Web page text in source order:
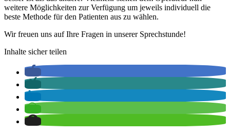
weitere Möglichkeiten zur Verfügung um jeweils individuell die
beste Methode für den Patienten aus zu wählen.
Wir freuen uns auf Ihre Fragen in unserer Sprechstunde!
Inhalte sicher teilen